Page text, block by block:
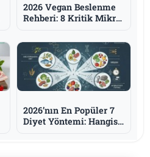
2026 Vegan Beslenme
Rehberi: 8 Kritik Mikro
ve Sürdürülebilir Plan
2026’nın En Popüler 7
Diyet Yöntemi: Hangisi